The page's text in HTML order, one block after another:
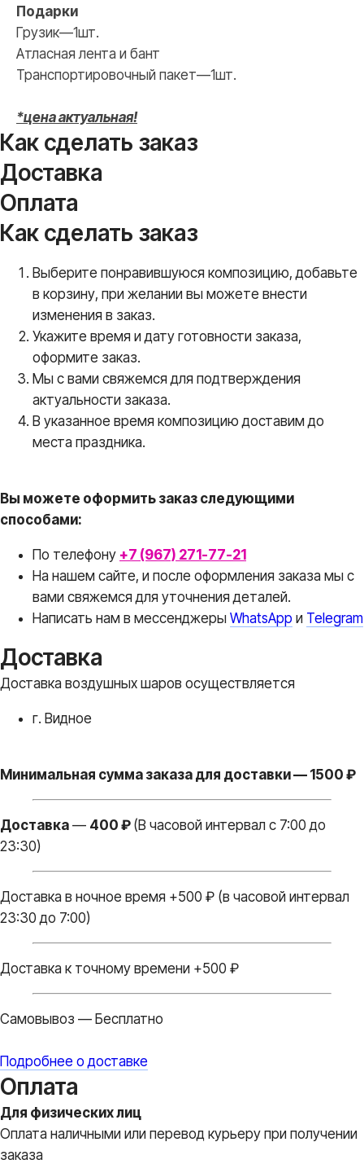
Подарки
Грузик—1шт.
Атласная лента и бант
Транспортировочный пакет—1шт.
*цена актуальная!
Как сделать заказ
Доставка
Оплата
Как сделать заказ
Выберите понравившуюся композицию, добавьте
в корзину, при желании вы можете внести
изменения в заказ.
Укажите время и дату готовности заказа,
оформите заказ.
Мы с вами свяжемся для подтверждения
актуальности заказа.
В указанное время композицию доставим до
места праздника.
Вы можете оформить заказ следующими
способами:
По телефону +7 (967) 271-77-21
На нашем сайте, и после оформления заказа мы с
вами свяжемся для уточнения деталей.
Написать нам в месcенджеры WhatsApp и Telegram
Доставка
Доставка воздушных шаров осуществляется
г. Видное
Минимальная сумма заказа для доставки — 1500 ₽
Доставка — 400 ₽ (В часовой интервал с 7:00 до
23:30)
Доставка в ночное время +500 ₽ (в часовой интервал
23:30 до 7:00)
Доставка к точному времени +500 ₽
Самовывоз — Бесплатно
Подробнее о доставке
Оплата
Для физических лиц
Оплата наличными или перевод курьеру при получении
заказа
В ПОДАРОК
получите
Доставка
мероприятия
Мы дополняем каждую
Бантики и атласные